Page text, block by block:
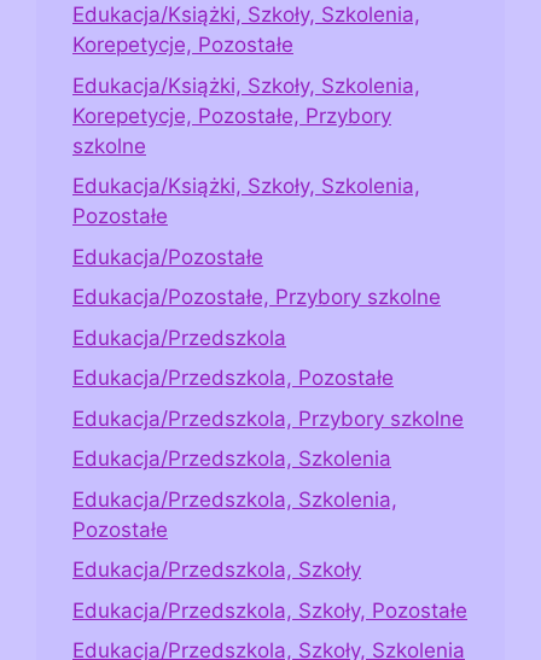
Edukacja/Książki, Szkoły, Szkolenia,
Korepetycje, Pozostałe
Edukacja/Książki, Szkoły, Szkolenia,
Korepetycje, Pozostałe, Przybory
szkolne
Edukacja/Książki, Szkoły, Szkolenia,
Pozostałe
Edukacja/Pozostałe
Edukacja/Pozostałe, Przybory szkolne
Edukacja/Przedszkola
Edukacja/Przedszkola, Pozostałe
Edukacja/Przedszkola, Przybory szkolne
Edukacja/Przedszkola, Szkolenia
Edukacja/Przedszkola, Szkolenia,
Pozostałe
Edukacja/Przedszkola, Szkoły
Edukacja/Przedszkola, Szkoły, Pozostałe
Edukacja/Przedszkola, Szkoły, Szkolenia